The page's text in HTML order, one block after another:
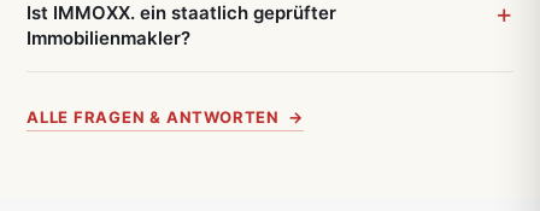
Ist IMMOXX. ein staatlich geprüfter
Immobilienmakler?
ALLE FRAGEN & ANTWORTEN →